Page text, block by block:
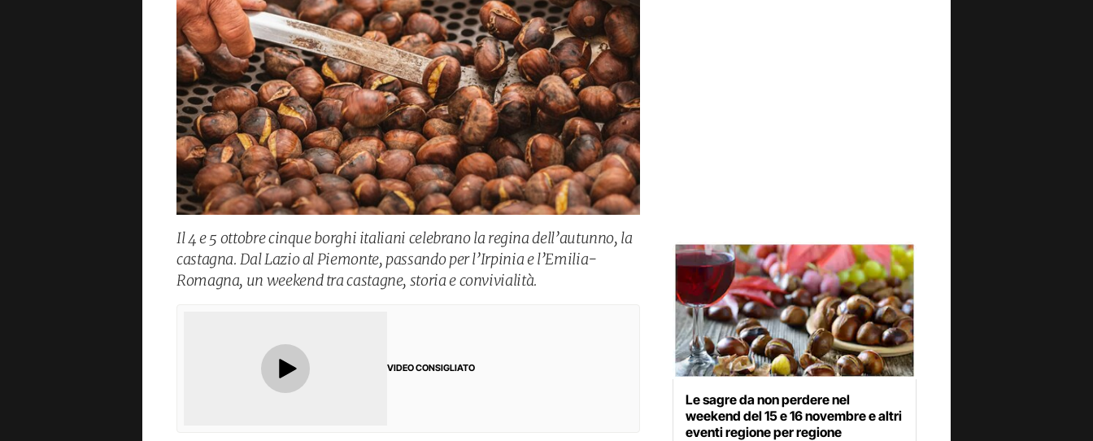
Il 4 e 5 ottobre cinque borghi italiani celebrano la regina dell’autunno, la
castagna. Dal Lazio al Piemonte, passando per l’Irpinia e l’Emilia-
Romagna, un weekend tra castagne, storia e convivialità.
VIDEO CONSIGLIATO
Le sagre da non perdere nel
weekend del 15 e 16 novembre e altri
eventi regione per regione